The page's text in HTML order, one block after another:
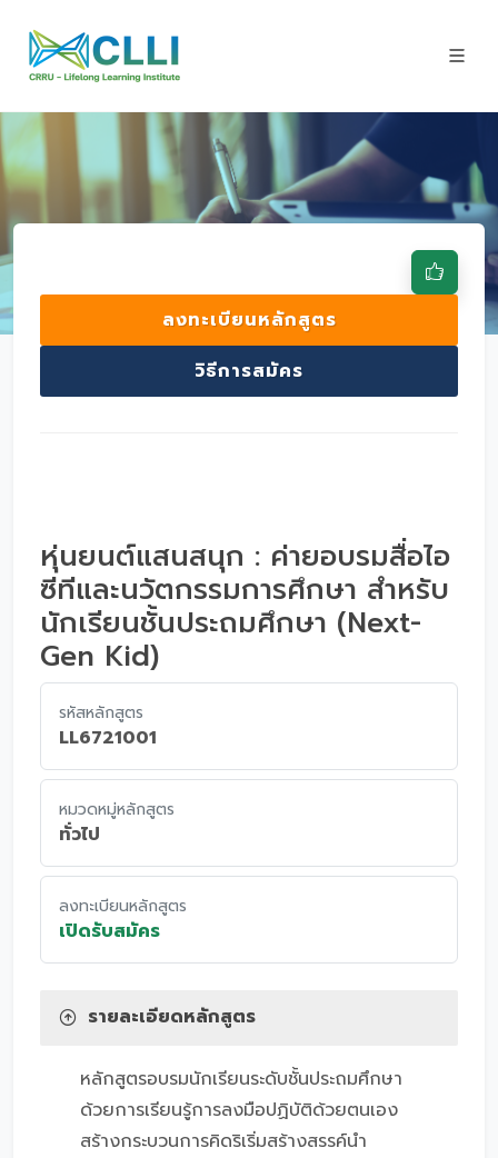
ลงทะเบียนหลักสูตร
วิธีการสมัคร
หุ่นยนต์แสนสนุก : ค่ายอบรมสื่อไอ
ซีทีและนวัตกรรมการศึกษา สำหรับ
นักเรียนชั้นประถมศึกษา (Next-
Gen Kid)
รหัสหลักสูตร
LL6721001
หมวดหมู่หลักสูตร
ทั่วไป
ลงทะเบียนหลักสูตร
เปิดรับสมัคร
รายละเอียดหลักสูตร
หลักสูตรอบรมนักเรียนระดับชั้นประถมศึกษา
ด้วยการเรียนรู้การลงมือปฏิบัติด้วยตนเอง
สร้างกระบวนการคิดริเริ่มสร้างสรรค์นำ